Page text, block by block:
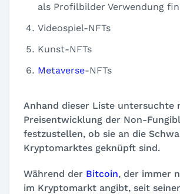
als Profilbilder Verwendung
Videospiel-NFTs
Kunst-NFTs
Metaverse-NFTs
Anhand dieser Liste untersuchte
Preisentwicklung der Non-
festzustellen, ob sie an die
Kryptomarktes geknüpft sind.
Während der Bitcoin, der immer
im Kryptomarkt angibt, seit